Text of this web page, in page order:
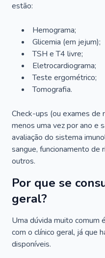
estão:
Hemograma;
Glicemia (em jejum);
TSH e T4 livre;
Eletrocardiograma;
Teste ergométrico;
Tomografia.
Check-ups (ou exames de
menos uma vez por ano e
avaliação do sistema
sangue, funcionamento de
outros.
Por que se
geral?
Uma dúvida muito comum
com o clínico geral, já que
disponíveis.